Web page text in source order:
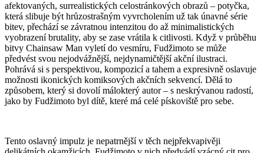
afektovaných, surrealistických celostránkových obrazů – potyčka,
která slibuje být hrůzostrašným vyvrcholením už tak únavné série
bitev, přechází se závratnou intenzitou do až minimalistických
vyobrazení brutality, aby se zase vrátila k citlivosti. Když v průběhu
bitvy Chainsaw Man vyletí do vesmíru, Fudžimoto se může
předvést svou nejodvážnější, nejdynamičtější akční ilustraci.
Pohrává si s perspektivou, kompozicí a tahem a expresivně oslavuje
možnosti ikonických komiksových akčních sekvencí. Dělá to
způsobem, který si dovolí málokterý autor – s neskrývanou radostí,
jako by Fudžimoto byl dítě, které má celé pískoviště pro sebe.
Tento oslavný impulz je nepatrnější v těch nejpřekvapivěji